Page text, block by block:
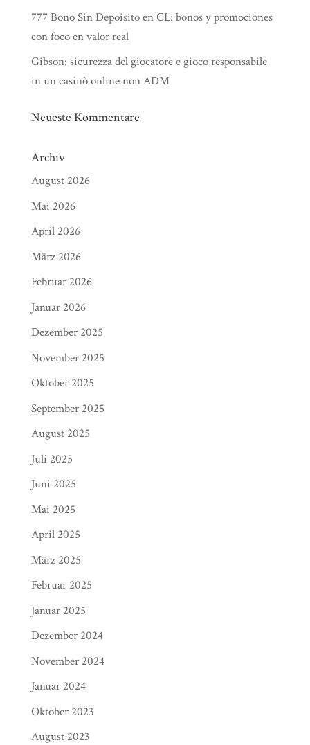
777 Bono Sin Depoisito en CL: bonos y promociones
con foco en valor real
Gibson: sicurezza del giocatore e gioco responsabile
in un casinò online non ADM
Neueste Kommentare
Archiv
August 2026
Mai 2026
April 2026
März 2026
Februar 2026
Januar 2026
Dezember 2025
November 2025
Oktober 2025
September 2025
August 2025
Juli 2025
Juni 2025
Mai 2025
April 2025
März 2025
Februar 2025
Januar 2025
Dezember 2024
November 2024
Januar 2024
Oktober 2023
August 2023